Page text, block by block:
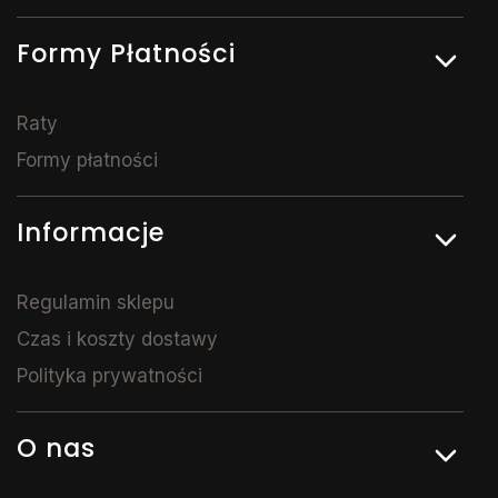
Formy Płatności
Raty
Formy płatności
Informacje
Regulamin sklepu
Czas i koszty dostawy
Polityka prywatności
O nas